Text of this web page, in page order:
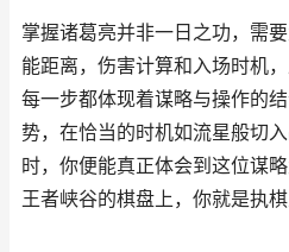
掌握诸葛亮并非一日之功，需
能距离，伤害计算和入场时机
每一步都体现着谋略与操作的
势，在恰当的时机如流星般切
时，你便能真正体会到这位谋
王者峡谷的棋盘上，你就是执棋